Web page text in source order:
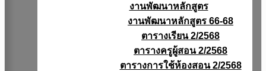
งานพัฒนาหลักสูตร
งานพัฒนาหลักสูตร 66-68
ตารางเรียน 2/2568
ตารางครูผู้สอน 2/2568
ตารางการใช้ห้องสอน 2/2568